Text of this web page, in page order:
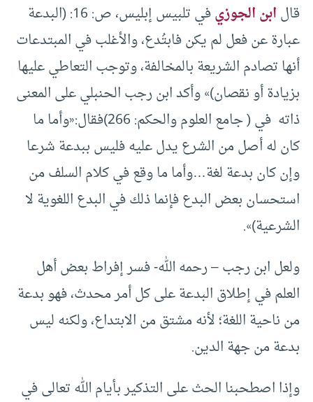
‌‌قالابن الجوزي
في تلبيس إبليس، ص: 16: (‌البدعة
عبارة عن فعل لم يكن فابتُدع، والأغلب في المبتدعات
أنها تصادم الشريعة بالمخالفة، وتوجب التعاطي عليها
بزيادة أو نقصان)» وأكد ابن رجب الحنبلي على المعنى
ذاته في ( جامع العلوم والحكم: 266)فقال:«وأما ما
كان له أصل من الشرع يدل عليه فليس ببدعة شرعا
وإن كان بدعة لغة…وأما ما وقع في كلام السلف من
استحسان بعض البدع فإنما ذلك في البدع اللغوية لا
الشرعية)».
ولعل ابن رجب – رحمه الله- فسر إفراط بعض أهل
العلم في إطلاق البدعة على كل أمر محدث، فهو بدعة
من ناحية اللغة؛ لأنه مشتق من الابتداع، ولكنه ليس
بدعة من جهة الدين.
وإذا اصطحبنا الحث على التذكير بأيام الله تعالى في